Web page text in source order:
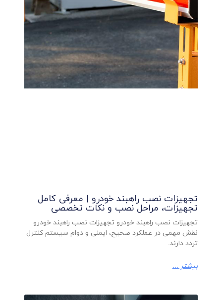
تجهیزات نصب راهبند خودرو | معرفی کامل
تجهیزات، مراحل نصب و نکات تخصصی
تجهیزات نصب راهبند خودرو تجهیزات نصب راهبند خودرو
نقش مهمی در عملکرد صحیح، ایمنی و دوام سیستم کنترل
تردد دارند.
بیشتر ...